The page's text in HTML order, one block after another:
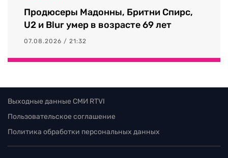
Продюсеры Мадонны, Бритни Спирс,
U2 и Blur умер в возрасте 69 лет
07.08.2026 / 21:32
Выходные данные СМИ RTVI
Пользовательское соглашение
Политика обработки персональных данных